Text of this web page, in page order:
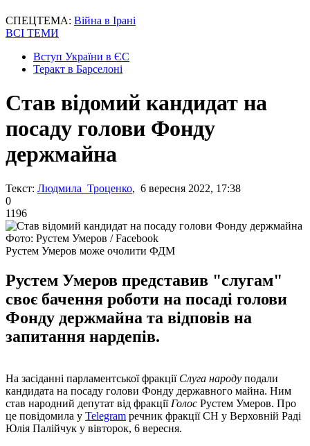
СПЕЦТЕМА: Війна в Ірані
ВСІ ТЕМИ
Вступ України в ЄС
Теракт в Барселоні
Став відомий кандидат на
посаду голови Фонду
держмайна
Текст: Людмила Троценко, 6 вересня 2022, 17:38
0
1196
Фото: Рустем Умеров / Facebook
Рустем Умеров може очолити ФДМ
Рустем Умеров представив "слугам"
своє бачення роботи на посаді голови
Фонду держмайна та відповів на
запитання нардепів.
На засіданні парламентської фракції Слуга народу подали
кандидата на посаду голови Фонду державного майна. Ним
став народний депутат від фракціїГолос Рустем Умеров. Про
це повідомила у Telegram речник фракції СН у Верховній Раді
Юлія Палійчук у вівторок, 6 вересня.